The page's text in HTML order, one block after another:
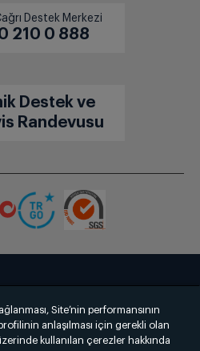
Destek Merkezi
210 0 888
Destek ve
Randevusu
Sözleşmesi
Site’nin performansının
anlaşılması için gerekli olan
kullanılan çerezler hakkında